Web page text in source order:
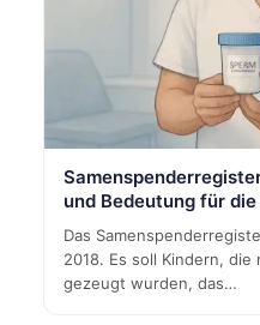
und Bedeutung für
Das
2018. Es soll Kindern,
gezeugt wurden, das…